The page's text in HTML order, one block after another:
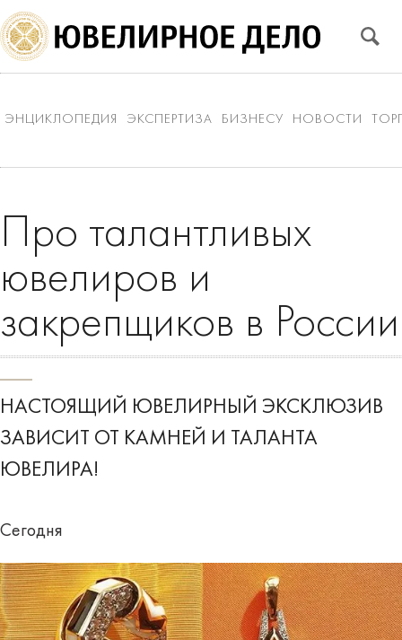
ЭНЦИКЛОПЕДИЯ ЭКСПЕРТИЗА БИЗНЕСУ НОВОСТИ
Про талантливых
ювелиров и
закрепщиков в России
НАСТОЯЩИЙ ЮВЕЛИРНЫЙ ЭКСКЛЮЗИВ
ЗАВИСИТ ОТ КАМНЕЙ И ТАЛАНТА
ЮВЕЛИРА!
Сегодня